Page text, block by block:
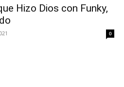
Hizo Dios con Funky,
0